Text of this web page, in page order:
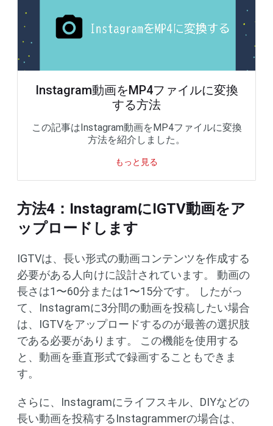
Instagram動画をMP4ファイルに変換
する方法
この記事はInstagram動画をMP4ファイルに変換
方法を紹介しました。
もっと見る
方法4：InstagramにIGTV動画をア
ップロードします
IGTVは、長い形式の動画コンテンツを作成する
必要がある人向けに設計されています。 動画の
長さは1〜60分または1〜15分です。 したがっ
て、Instagramに3分間の動画を投稿したい場合
は、IGTVをアップロードするのが最善の選択肢
である必要があります。 この機能を使用する
と、動画を垂直形式で録画することもできま
す。
さらに、Instagramにライフスキル、DIYなどの
長い動画を投稿するInstagrammerの場合は、